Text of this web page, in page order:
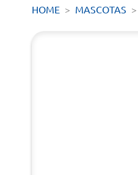
HOME MASCOTAS